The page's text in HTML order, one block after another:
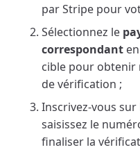
par Stripe pour
Sélectionnez le
correspondant
cible pour obtenir
de vérification ;
Inscrivez-vous
saisissez le
finaliser la